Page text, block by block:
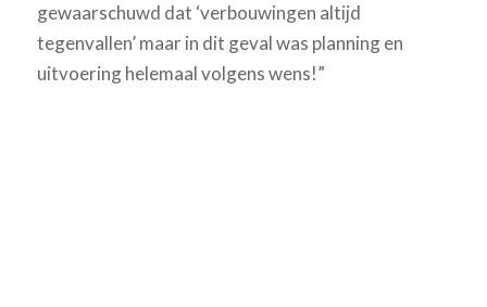
gewaarschuwd dat ‘verbouwingen altijd
tegenvallen’ maar in dit geval was planning en
uitvoering helemaal volgens wens!”